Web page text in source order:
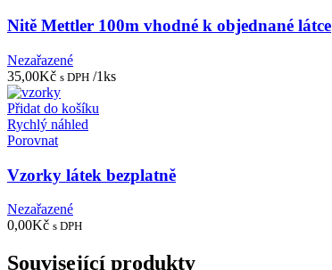
Nitě Mettler 100m vhodné k objednané látce
Nezařazené
35,00Kč s DPH /1ks
Přidat do košíku
Rychlý náhled
Porovnat
Vzorky látek bezplatně
Nezařazené
0,00Kč s DPH
Související produkty